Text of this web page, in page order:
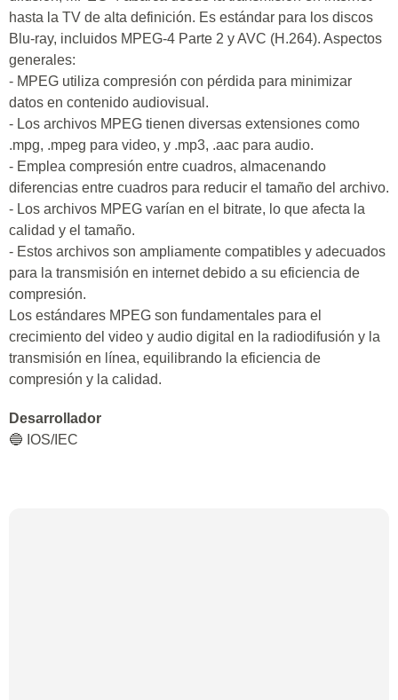
hasta la TV de alta definición. Es estándar para los discos
Blu-ray, incluidos MPEG-4 Parte 2 y AVC (H.264). Aspectos
generales:
- MPEG utiliza compresión con pérdida para minimizar
datos en contenido audiovisual.
- Los archivos MPEG tienen diversas extensiones como
.mpg, .mpeg para video, y .mp3, .aac para audio.
- Emplea compresión entre cuadros, almacenando
diferencias entre cuadros para reducir el tamaño del archivo.
- Los archivos MPEG varían en el bitrate, lo que afecta la
calidad y el tamaño.
- Estos archivos son ampliamente compatibles y adecuados
para la transmisión en internet debido a su eficiencia de
compresión.
Los estándares MPEG son fundamentales para el
crecimiento del video y audio digital en la radiodifusión y la
transmisión en línea, equilibrando la eficiencia de
compresión y la calidad.
Desarrollador
🔵 IOS/IEC